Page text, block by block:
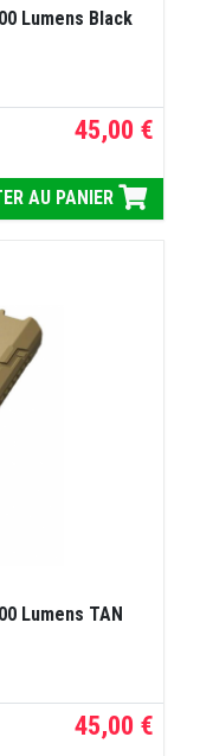
Lumens Black
45,00 €
AU PANIER
Lumens TAN
45,00 €